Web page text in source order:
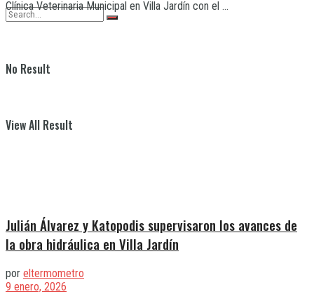
No Result
View All Result
Clínica Veterinaria Municipal en Villa Jardín con el ...
Julián Álvarez y Katopodis supervisaron los avances de
la obra hidráulica en Villa Jardín
por eltermometro
9 enero, 2026